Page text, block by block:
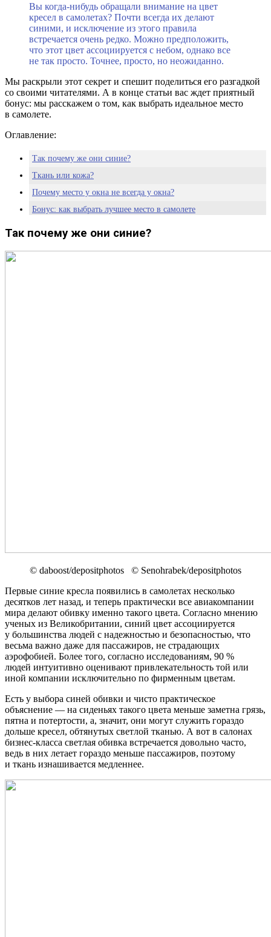
Вы когда-нибудь обращали внимание на цвет
кресел в самолетах? Почти всегда их делают
синими, и исключение из этого правила
встречается очень редко. Можно предположить,
что этот цвет ассоциируется с небом, однако все
не так просто. Точнее, просто, но неожиданно.
Мы раскрыли этот секрет и спешит поделиться его разгадкой
со своими читателями. А в конце статьи вас ждет приятный
бонус: мы расскажем о том, как выбрать идеальное место
в самолете.
Оглавление:
Так почему же они синие?
Ткань или кожа?
Почему место у окна не всегда у окна?
Бонус: как выбрать лучшее место в самолете
Так почему же они синие?
© daboost/depositphotos © Senohrabek/depositphotos
Первые синие кресла появились в самолетах несколько
десятков лет назад, и теперь практически все авиакомпании
мира делают обивку именно такого цвета. Согласно мнению
ученых из Великобритании, синий цвет ассоциируется
у большинства людей с надежностью и безопасностью, что
весьма важно даже для пассажиров, не страдающих
аэрофобией. Более того, согласно исследованиям, 90 %
людей интуитивно оценивают привлекательность той или
иной компании исключительно по фирменным цветам.
Есть у выбора синей обивки и чисто практическое
объяснение — на сиденьях такого цвета меньше заметна грязь,
пятна и потертости, а, значит, они могут служить гораздо
дольше кресел, обтянутых светлой тканью. А вот в салонах
бизнес-класса светлая обивка встречается довольно часто,
ведь в них летает гораздо меньше пассажиров, поэтому
и ткань изнашивается медленнее.